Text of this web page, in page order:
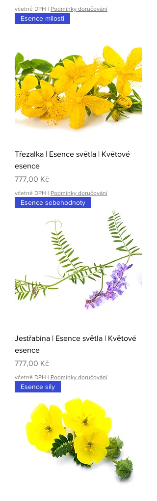
včetně DPH | Podmínky doručování
Esence milosti
Třezalka | Esence světla | Květové
esence
Cena
777,00 Kč
včetně DPH | Podmínky doručování
Esence sebehodnoty
Jestřabina | Esence světla | Květové
esence
Cena
777,00 Kč
včetně DPH | Podmínky doručování
Esence síly